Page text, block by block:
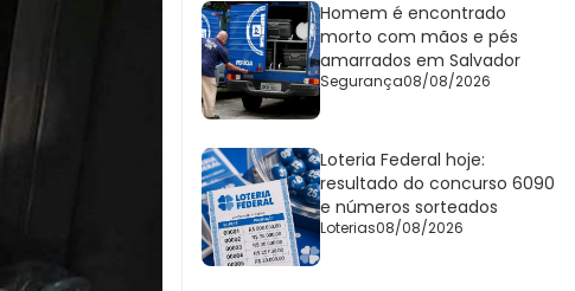
Homem é encontrado
morto com mãos e pés
amarrados em Salvador
Segurança08/08/2026
Loteria Federal hoje:
resultado do concurso 6090
e números sorteados
Loterias08/08/2026